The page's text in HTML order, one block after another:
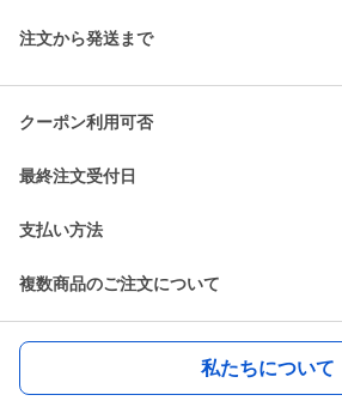
注文から発送まで
クーポン利用可否
最終注文受付日
支払い方法
複数商品のご注文について
私たちについて